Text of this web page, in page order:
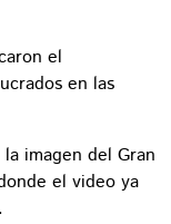
el
en las
imagen del Gran
el video ya